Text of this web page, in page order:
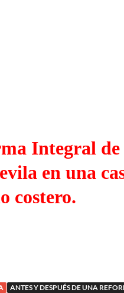
Integral de
en una
costero.
ANTES Y DESPUÉS DE UNA